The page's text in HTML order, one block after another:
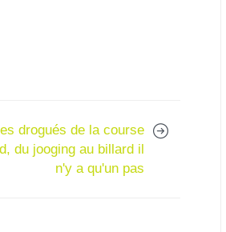
drogués de la course
du jooging au billard il
n'y a qu'un pas